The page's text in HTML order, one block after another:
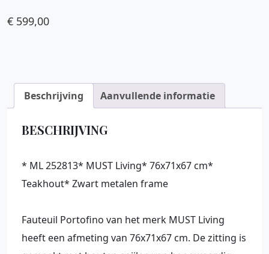
€ 599,00
Beschrijving Aanvullende informatie
BESCHRIJVING
* ML 252813* MUST Living* 76x71x67 cm*
Teakhout* Zwart metalen frame
Fauteuil Portofino van het merk MUST Living
heeft een afmeting van 76x71x67 cm. De zitting is